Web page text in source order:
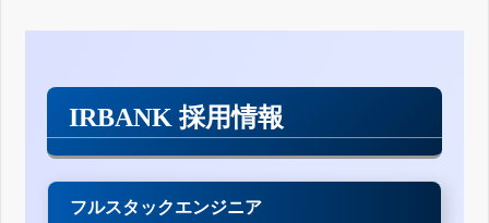
IRBANK 採用情報
フルスタックエンジニア